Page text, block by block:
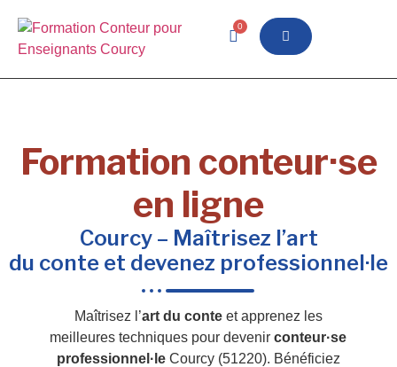
0
Formation conteur·se
en ligne
Courcy – Maîtrisez l’art
du conte et devenez professionnel·le
Maîtrisez l’art du conteet apprenez les
meilleures techniques pour devenirconteur·se
professionnel·leCourcy (51220). Bénéficiez